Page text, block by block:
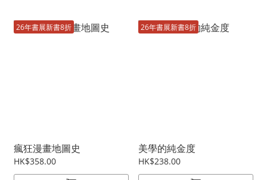
26年書展新書8折
瘋狂漫畫地圖史
HK$358.00
26年書展新書8折
美學的純金度
HK$238.00